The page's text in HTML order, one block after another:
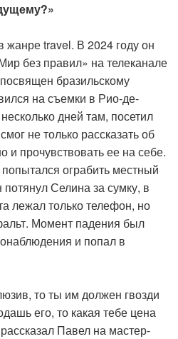
жанре travel. В 2024 году он
без правил» на телеканале
бразильскому
на съемки в Рио-де-
дней там, посетил
не только рассказать об
и прочувствовать ее на себе.
ограбить местный
Селина за сумку, в
лежал только телефон, но
Момент падения был
и попал в
то ты им должен гвозди
его, то какая тебе цена
Павел на мастер-